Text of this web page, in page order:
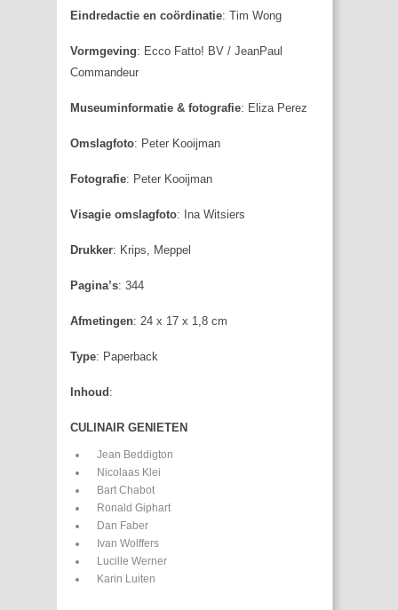
Eindredactie en coördinatie: Tim Wong
Vormgeving: Ecco Fatto! BV / JeanPaul
Commandeur
Museuminformatie & fotografie: Eliza Perez
Omslagfoto: Peter Kooijman
Fotografie: Peter Kooijman
Visagie omslagfoto: Ina Witsiers
Drukker: Krips, Meppel
Pagina’s: 344
Afmetingen: 24 x 17 x 1,8 cm
Type: Paperback
Inhoud :
CULINAIR GENIETEN
Jean Beddigton
Nicolaas Klei
Bart Chabot
Ronald Giphart
Dan Faber
Ivan Wolffers
Lucille Werner
Karin Luiten